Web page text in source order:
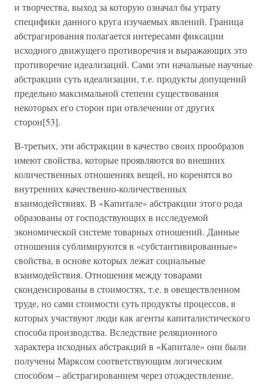
и творчества, выход за которую означал бы утрату
специфики данного круга изучаемых явлений. Граница
абстрагирования полагается интересами фиксации
исходного движущего противоречия и выражающих это
противоречие идеализаций. Сами эти начальные научные
абстракции суть идеализации, т.е. продукты допущений
предельно максимальной степени существования
некоторых его сторон при отвлечении от других
сторон[53].
В-третьих, эти абстракции в качество своих прообразов
имеют свойства, которые проявляются во внешних
количественных отношениях вещей, но коренятся во
внутренних качественно-количественных
взаимодействиях. В «Капитале» абстракции этого рода
образованы от господствующих в исследуемой
экономической системе товарных отношений. Данные
отношения сублимируются в «субстантивированные»
свойства, в основе которых лежат социальные
взаимодействия. Отношения между товарами
сконденсированы в стоимостях, т.е. в овеществленном
труде, но сами стоимости суть продукты процессов, в
которых участвуют люди как агенты капиталистического
способа производства. Вследствие реляционного
характера исходных абстракций в «Капитале» они были
получены Марксом соответствующим логическим
способом – абстрагированием через отождествление.